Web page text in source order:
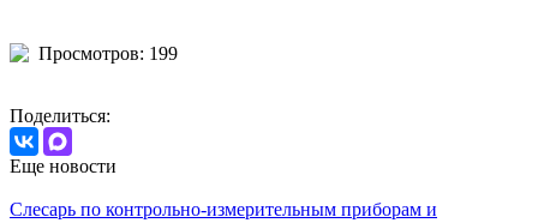
Просмотров: 199
Поделиться:
Еще новости
Слесарь по контрольно-измерительным приборам и